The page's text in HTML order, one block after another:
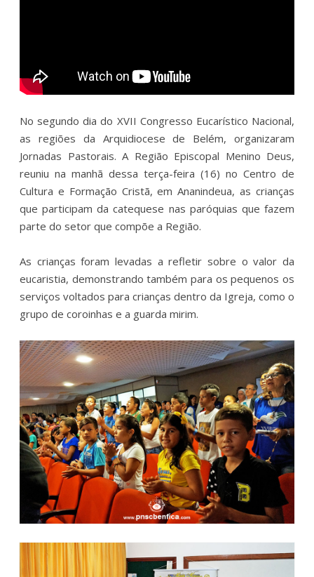
No segundo dia do XVII Congresso Eucarístico Nacional,
as regiões da Arquidiocese de Belém, organizaram
Jornadas Pastorais. A Região Episcopal Menino Deus,
reuniu na manhã dessa terça-feira (16) no Centro de
Cultura e Formação Cristã, em Ananindeua, as crianças
que participam da catequese nas paróquias que fazem
parte do setor que compõe a Região.
As crianças foram levadas a refletir sobre o valor da
eucaristia, demonstrando também para os pequenos os
serviços voltados para crianças dentro da Igreja, como o
grupo de coroinhas e a guarda mirim.